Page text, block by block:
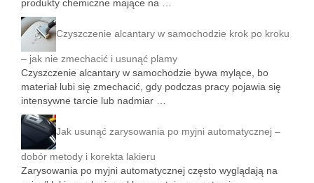
produkty chemiczne mające na …
Czyszczenie alcantary w samochodzie krok po kroku
– jak nie zmechacić i usunąć plamy
Czyszczenie alcantary w samochodzie bywa mylące, bo
materiał lubi się zmechacić, gdy podczas pracy pojawia się
intensywne tarcie lub nadmiar …
Jak usunąć zarysowania po myjni automatycznej –
dobór metody i korekta lakieru
Zarysowania po myjni automatycznej często wyglądają na